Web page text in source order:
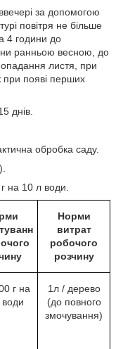
за допомогою
повітря не більше
4 години до
ранньою весною, до
листя, при
при появі перших
днів.
обробка саду.
на 10 л води.
Норми
витрат
робочого
розчину
г на
1л / дерево
(до повного
змочування)